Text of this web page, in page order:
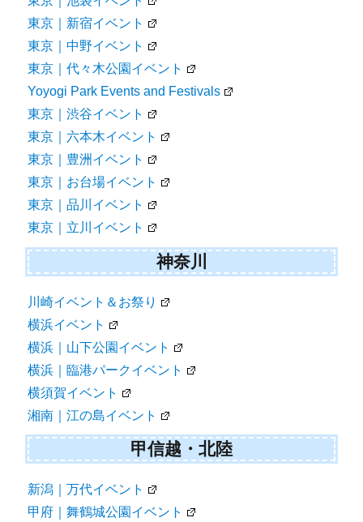
東京｜新宿イベント
東京｜中野イベント
東京｜代々木公園イベント
Yoyogi Park Events and Festivals
東京｜渋谷イベント
東京｜六本木イベント
東京｜豊洲イベント
東京｜お台場イベント
東京｜品川イベント
東京｜立川イベント
神奈川
川崎イベント＆お祭り
横浜イベント
横浜｜山下公園イベント
横浜｜臨港パークイベント
横須賀イベント
湘南｜江の島イベント
甲信越・北陸
新潟｜万代イベント
甲府｜舞鶴城公園イベント